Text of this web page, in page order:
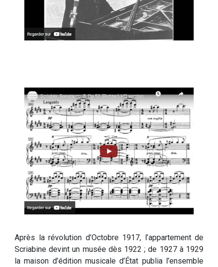
Après la révolution d’Octobre 1917, l’appartement de
Scriabine devint un musée dès 1922 ; de 1927 à 1929
la maison d’édition musicale d’État publia l’ensemble